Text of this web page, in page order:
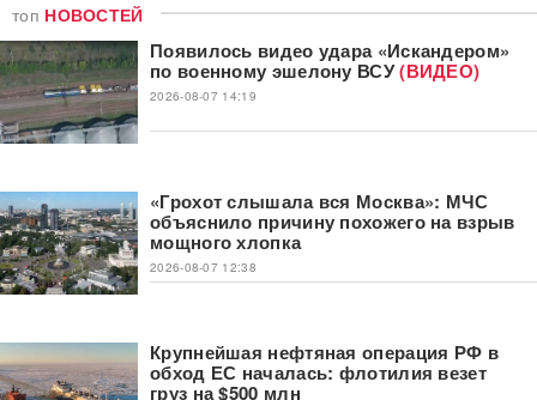
топ НОВОСТЕЙ
Появилось видео удара «Искандером»
по военному эшелону ВСУ(ВИДЕО)
2026-08-07 14:19
«Грохот слышала вся Москва»: МЧС
объяснило причину похожего на взрыв
мощного хлопка
2026-08-07 12:38
Крупнейшая нефтяная операция РФ в
обход ЕС началась: флотилия везет
груз на $500 млн